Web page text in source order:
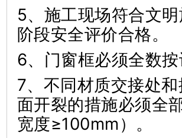
5、施工现场符合文
阶段安全评价合格。
6、门窗框必须全数
7、不同材质交接处
面开裂的措施必须全
宽度≥100mm）。